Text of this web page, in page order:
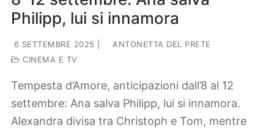
Philipp, lui si innamora
6 SETTEMBRE 2025
ANTONETTA DEL PRETE
CINEMA E TV
Tempesta d’Amore, anticipazioni dall’8 al 12
settembre: Ana salva Philipp, lui si innamora.
Alexandra divisa tra Christoph e Tom, mentre